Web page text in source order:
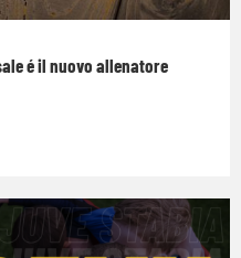
é il nuovo allenatore